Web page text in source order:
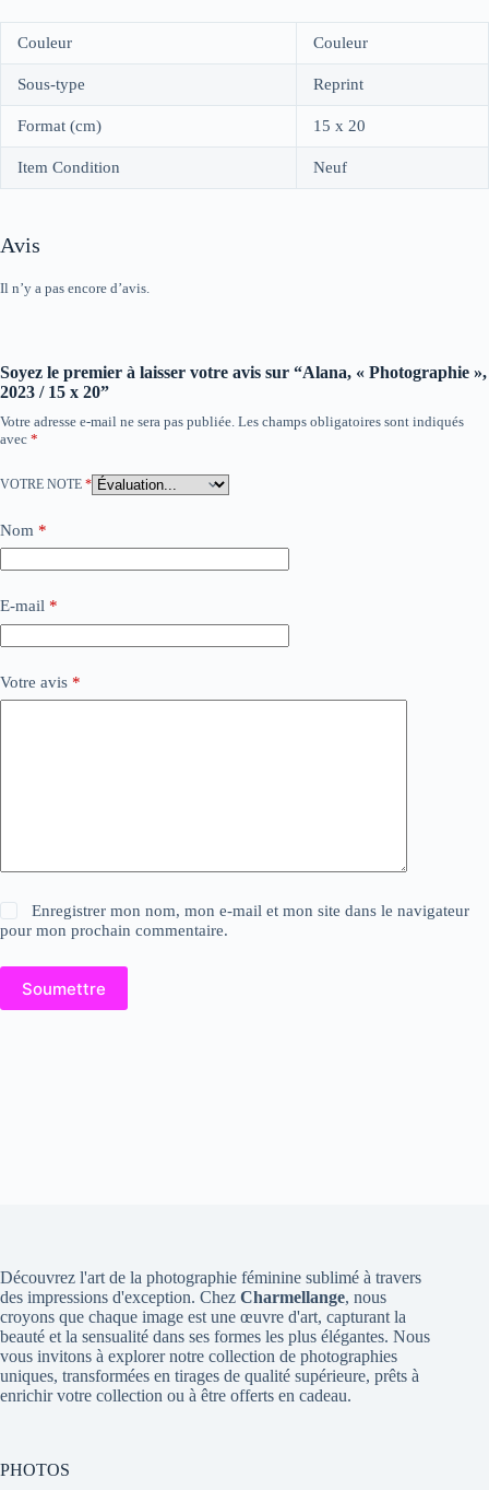
Couleur Couleur
Sous-type Reprint
Format (cm) 15 x 20
Item Condition Neuf
Avis
Il n’y a pas encore d’avis.
Soyez le premier à laisser votre avis sur “Alana, « Photographie »,
2023 / 15 x 20”
Votre adresse e-mail ne sera pas publiée. Les champs obligatoires sont indiqués
avec *
VOTRE NOTE *
Nom *
E-mail *
Votre avis *
Enregistrer mon nom, mon e-mail et mon site dans le navigateur
pour mon prochain commentaire.
Soumettre
Découvrez l'art de la photographie féminine sublimé à travers
des impressions d'exception. Chez Charmellange, nous
croyons que chaque image est une œuvre d'art, capturant la
beauté et la sensualité dans ses formes les plus élégantes. Nous
vous invitons à explorer notre collection de photographies
uniques, transformées en tirages de qualité supérieure, prêts à
enrichir votre collection ou à être offerts en cadeau.
PHOTOS